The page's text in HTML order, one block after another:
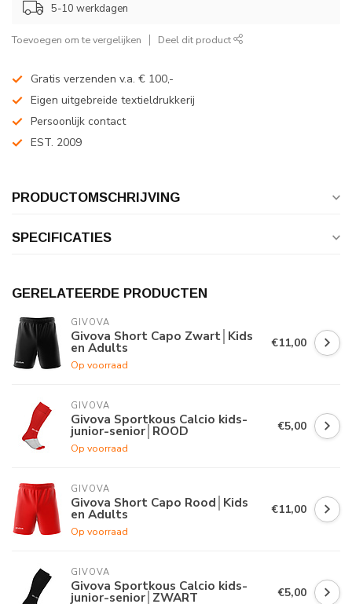
5-10 werkdagen
Toevoegen om te vergelijken Deel dit product
Gratis verzenden v.a. € 100,-
Eigen uitgebreide textieldrukkerij
Persoonlijk contact
EST. 2009
PRODUCTOMSCHRIJVING
SPECIFICATIES
GERELATEERDE PRODUCTEN
GIVOVA
Givova Short Capo Zwart│Kids
en Adults
Op voorraad
€11,00
GIVOVA
Givova Sportkous Calcio kids-
junior-senior│ROOD
Op voorraad
€5,00
GIVOVA
Givova Short Capo Rood│Kids
en Adults
Op voorraad
€11,00
GIVOVA
Givova Sportkous Calcio kids-
junior-senior│ZWART €5,00